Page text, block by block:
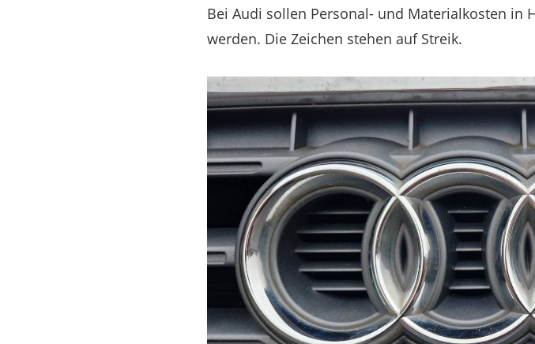
Bei Audi sollen Personal- und Materialkosten in
werden. Die Zeichen stehen auf Streik.